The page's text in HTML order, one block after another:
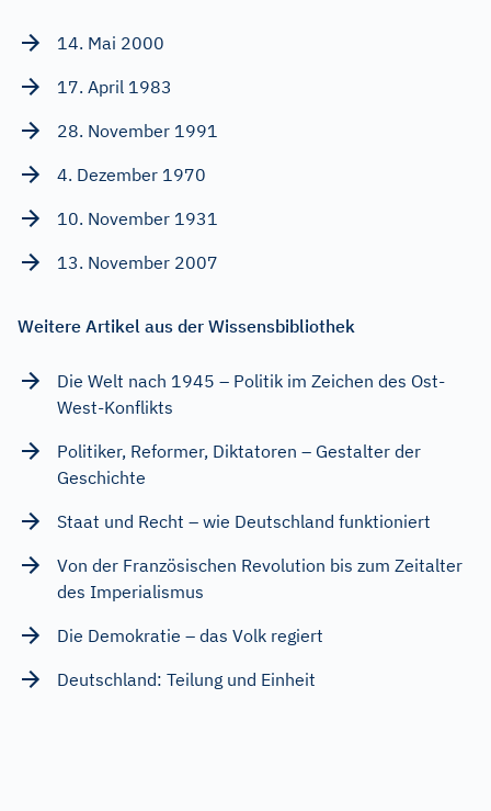
14. Mai 2000
17. April 1983
28. November 1991
4. Dezember 1970
10. November 1931
13. November 2007
Weitere Artikel aus der Wissensbibliothek
Die Welt nach 1945 – Politik im Zeichen des Ost-
West-Konflikts
Politiker, Reformer, Diktatoren – Gestalter der
Geschichte
Staat und Recht – wie Deutschland funktioniert
Von der Französischen Revolution bis zum Zeitalter
des Imperialismus
Die Demokratie – das Volk regiert
Deutschland: Teilung und Einheit